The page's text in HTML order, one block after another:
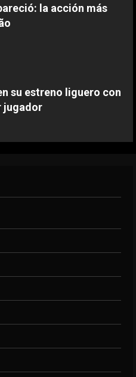
derrota al Alverca de
con gol de Gabri Veiga
de Prestianni y su
la acción más
su estreno liguero con
jugador